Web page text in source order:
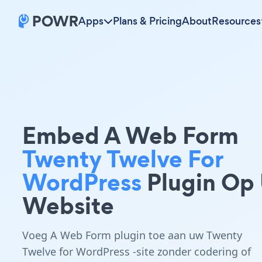
Apps Plans & PricingAboutResources
Embed A Web Form
Twenty Twelve For
WordPress Plugin Op
Website
Voeg A Web Form plugin toe aan uw Twenty
Twelve for WordPress -site zonder codering of